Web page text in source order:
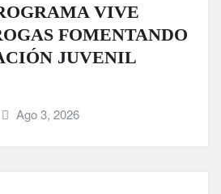
VIVE
FOMENTANDO
JUVENIL
Ago 3, 2026